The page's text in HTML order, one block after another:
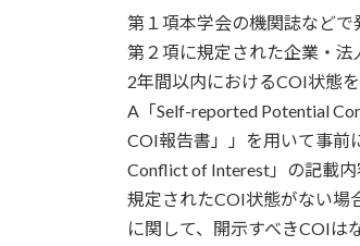
第１項本学会の機関誌など
第２項に規定された企業・
2年間以内におけるCOI状態
A「Self-reported Potential
COI報告書」」を用いて事前
Conflict of Interest」の記載内
規定されたCOI状態がない場
に関して、開示すべきCOIは